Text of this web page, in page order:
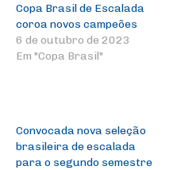
Copa Brasil de Escalada
coroa novos campeões
6 de outubro de 2023
Em "Copa Brasil"
Convocada nova seleção
brasileira de escalada
para o segundo semestre